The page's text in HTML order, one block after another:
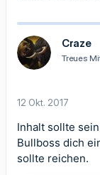
Craze
Treues
12 Okt. 2017
Inhalt sollte
Bullboss dich
sollte reichen.